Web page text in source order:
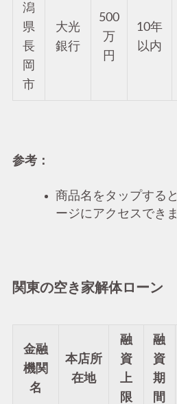
潟
県
長
岡
市
大光
銀行
500
万
円
10年
以内
参考：
商品名をタップする
ージにアクセスでき
関東の空き家解体ローン
金融
機関
名
本店所
在地
融
資
上
限
融
資
期
間